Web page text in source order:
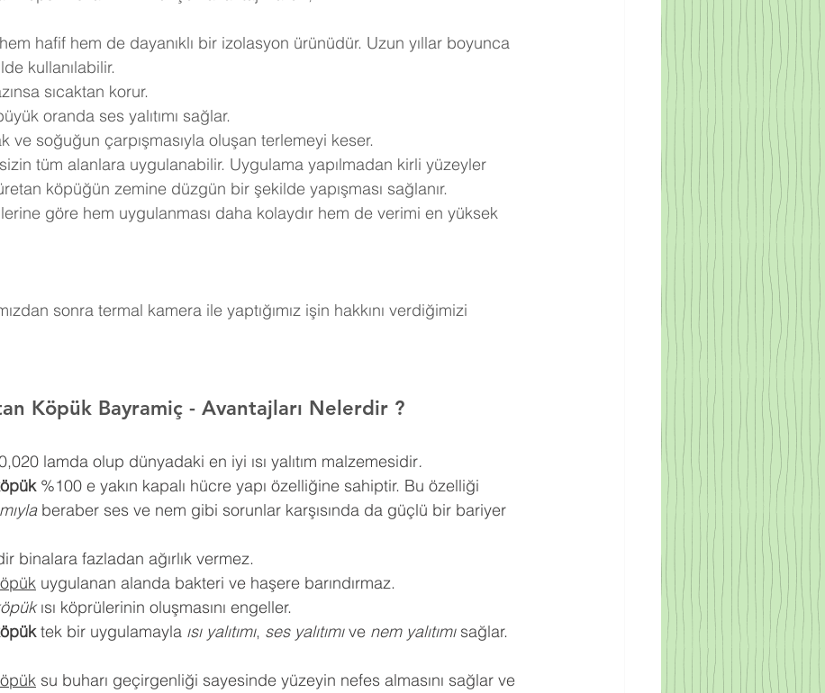
hafif hem de dayanıklı bir izolasyon ürünüdür. Uzun yıllar boyunca
kullanılabilir.
sıcaktan korur.
oranda ses yalıtımı sağlar.
ve soğuğun çarpışmasıyla oluşan terlemeyi keser.
tüm alanlara uygulanabilir. Uygulama yapılmadan kirli yüzeyler
köpüğün zemine düzgün bir şekilde yapışması sağlanır.
göre hem uygulanması daha kolaydır hem de verimi en yüksek
sonra termal kamera ile yaptığımız işin hakkını verdiğimizi
Köpük Bayramiç - Avantajları Nelerdir ?
0,020 lamda olup dünyadaki en iyi ısı yalıtım malzemesidir.
%100 e yakın kapalı hücre yapı özelliğine sahiptir. Bu özelliği
beraber ses ve nem gibi sorunlar karşısında da güçlü bir bariyer
binalara fazladan ağırlık vermez.
uygulanan alanda bakteri ve haşere barındırmaz.
ısı köprülerinin oluşmasını engeller.
tek bir uygulamayla ısı yalıtımı, ses yalıtımı ve nem yalıtımı sağlar.
su buharı geçirgenliği sayesinde yüzeyin nefes almasını sağlar ve